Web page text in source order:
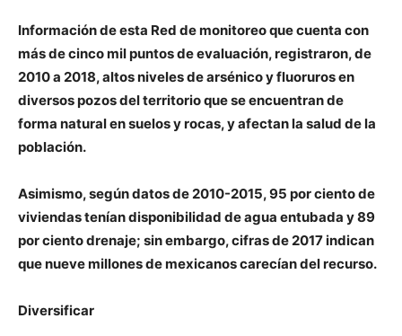
Información de esta Red de monitoreo que cuenta con
más de cinco mil puntos de evaluación, registraron, de
2010 a 2018, altos niveles de arsénico y fluoruros en
diversos pozos del territorio que se encuentran de
forma natural en suelos y rocas, y afectan la salud de la
población.
Asimismo, según datos de 2010-2015, 95 por ciento de
viviendas tenían disponibilidad de agua entubada y 89
por ciento drenaje; sin embargo, cifras de 2017 indican
que nueve millones de mexicanos carecían del recurso.
Diversificar